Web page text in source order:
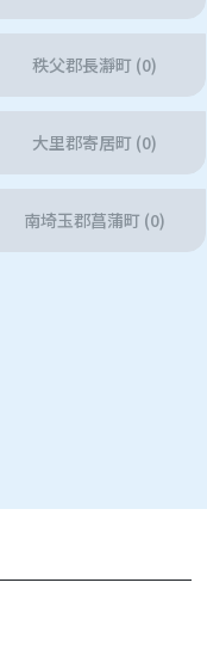
秩父郡長瀞町 (0)
大里郡寄居町 (0)
南埼玉郡菖蒲町 (0)